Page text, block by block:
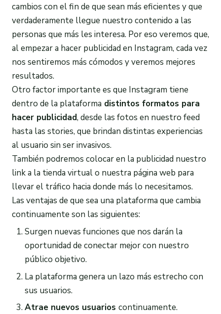
cambios con el fin de que sean más eficientes y que
verdaderamente llegue nuestro contenido a las
personas que más les interesa. Por eso veremos que,
al empezar a hacer publicidad en Instagram, cada vez
nos sentiremos más cómodos y veremos mejores
resultados.
Otro factor importante es que Instagram tiene
dentro de la plataforma distintos formatos para
hacer publicidad, desde las fotos en nuestro feed
hasta las stories, que brindan distintas experiencias
al usuario sin ser invasivos.
También podremos colocar en la publicidad nuestro
link a la tienda virtual o nuestra página web para
llevar el tráfico hacia donde más lo necesitamos.
Las ventajas de que sea una plataforma que cambia
continuamente son las siguientes:
Surgen nuevas funciones que nos darán la
oportunidad de conectar mejor con nuestro
público objetivo.
La plataforma genera un lazo más estrecho con
sus usuarios.
Atrae nuevos usuarios continuamente.